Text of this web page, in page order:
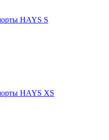
HAYS S
HAYS XS